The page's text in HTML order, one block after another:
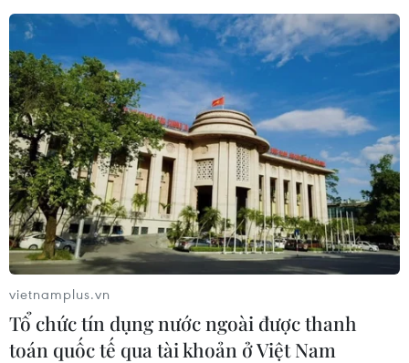
vietnamplus.vn
Tổ chức tín dụng nước ngoài được thanh
toán quốc tế qua tài khoản ở Việt Nam